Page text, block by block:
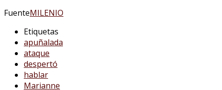
FuenteMILENIO
Etiquetas
apuñalada
ataque
despertó
hablar
Marianne